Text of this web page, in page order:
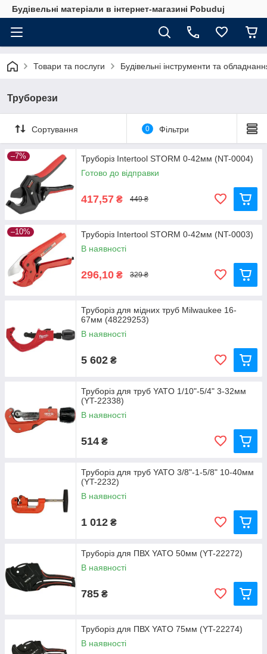
Будівельні матеріали в інтернет-магазині Pobuduj
Товари та послуги Будівельні інструменти та
Труборези
Сортування 0 Фільтри
–7%
Труборіз Intertool STORM 0-42мм (NT-0004)
Готово до відправки
417,57 ₴ 449 ₴
–10%
Труборіз Intertool STORM 0-42мм (NT-0003)
В наявності
296,10 ₴ 329 ₴
Труборіз для мідних труб Milwaukee 16-
67мм (48229253)
В наявності
5 602 ₴
Труборіз для труб YATO 1/10"-5/4" 3-32мм
(YT-22338)
В наявності
514 ₴
Труборіз для труб YATO 3/8"-1-5/8" 10-40мм
(YT-2232)
В наявності
1 012 ₴
Труборіз для ПВХ YATO 50мм (YT-22272)
В наявності
785 ₴
Труборіз для ПВХ YATO 75мм (YT-22274)
В наявності